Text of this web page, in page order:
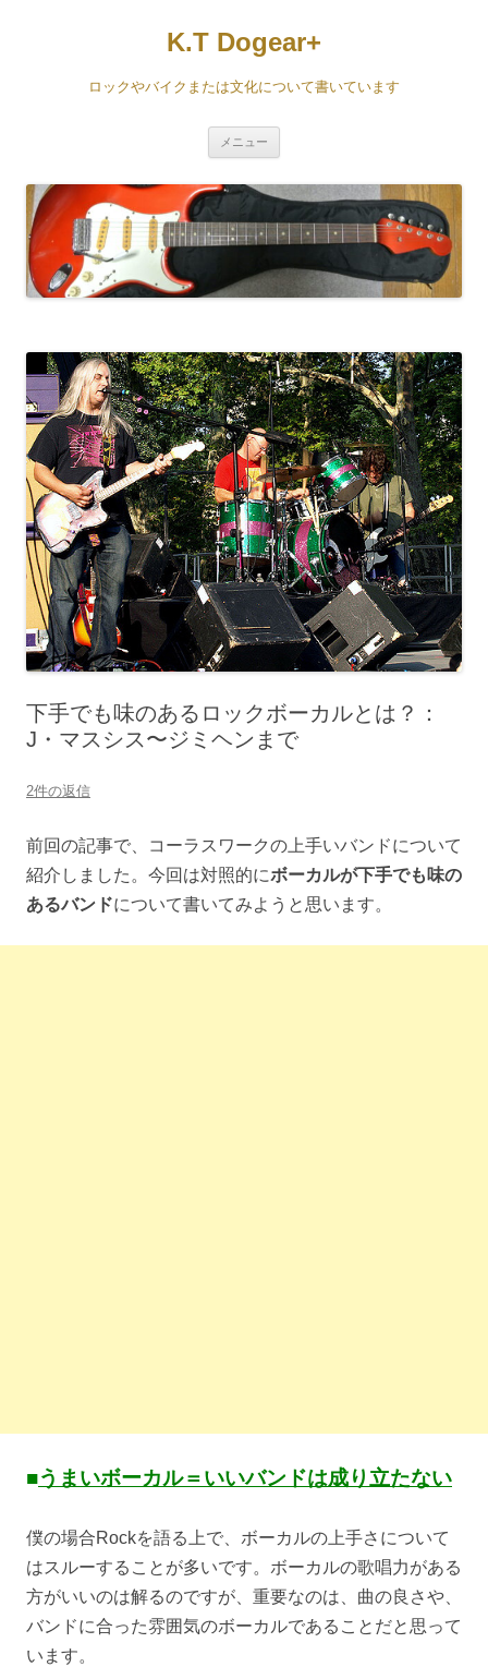
K.T Dogear+
ロックやバイクまたは文化について書いています
メニュー
下手でも味のあるロックボーカルとは？：
J・マスシス〜ジミヘンまで
2件の返信
前回の記事で、コーラスワークの上手いバンドについて
紹介しました。今回は対照的にボーカルが下手でも味の
あるバンドについて書いてみようと思います。
■うまいボーカル＝いいバンドは成り立たない
僕の場合Rockを語る上で、ボーカルの上手さについて
はスルーすることが多いです。ボーカルの歌唱力がある
方がいいのは解るのですが、重要なのは、曲の良さや、
バンドに合った雰囲気のボーカルであることだと思って
います。